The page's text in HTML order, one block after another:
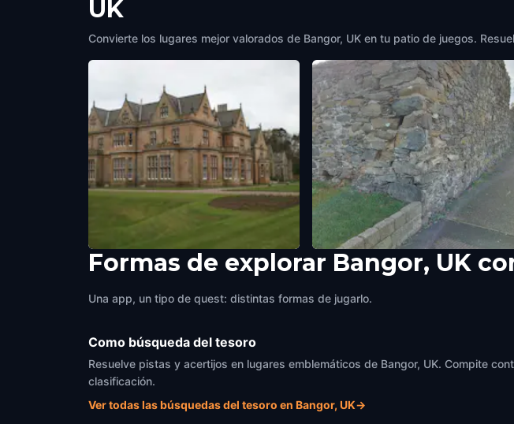
UK
Convierte los lugares mejor valorados de Bangor, UK en tu patio de juegos.
Bangor Castle Malachy's Wall
Formas de explorar Bangor, UK
Una app, un tipo de quest: distintas formas de jugarlo.
Como búsqueda del tesoro
Resuelve pistas y acertijos en lugares emblemáticos de Bangor, UK. Compite
clasificación.
Ver todas las búsquedas del tesoro en Bangor, UK→